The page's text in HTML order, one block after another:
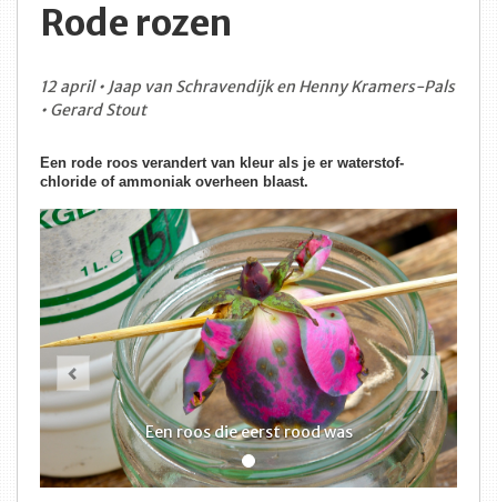
Rode rozen
12 april • Jaap van Schravendijk en Henny Kramers-Pals
• Gerard Stout
Een rode roos verandert van kleur als je er waterstof-
chloride of ammoniak overheen blaast.
Een roos die eerst rood was
Vorige